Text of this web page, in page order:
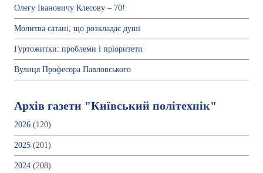
Олегу Івановичу Клесову – 70!
Молитва сатані, що розкладає душі
Гуртожитки: проблеми і пріоритети
Вулиця Професора Павловського
Архів газети "Київський політехнік"
2026 (120)
2025 (201)
2024 (208)